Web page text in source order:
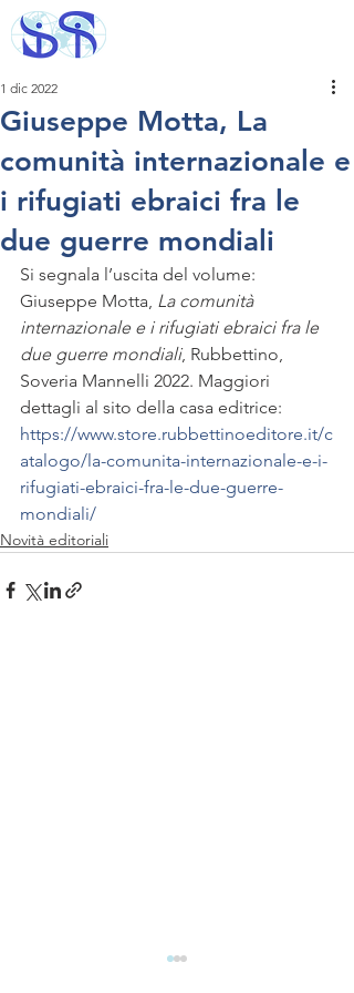
Giuseppe Motta, La
comunità internazionale e
i rifugiati ebraici fra le
due guerre mondiali
1 dic 2022
Si segnala l’uscita del volume:
Giuseppe Motta, La comunità
internazionale e i rifugiati ebraici fra le
due guerre mondiali, Rubbettino,
Soveria Mannelli 2022. Maggiori
dettagli al sito della casa editrice:
https://www.store.rubbettinoeditore.it/c
atalogo/la-comunita-internazionale-e-i-
rifugiati-ebraici-fra-le-due-guerre-
mondiali/
Novità editoriali